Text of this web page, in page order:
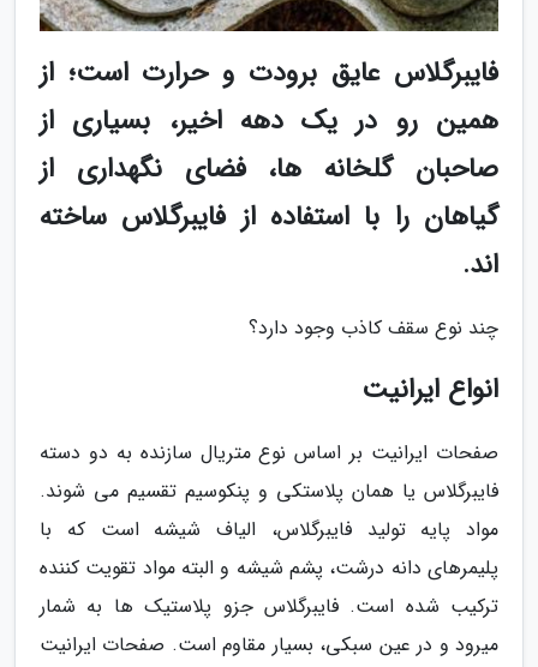
فایبرگلاس عایق برودت و حرارت است؛ از
همین رو در یک دهه اخیر، بسیاری از
صاحبان گلخانه ها، فضای نگهداری از
گیاهان را با استفاده از فایبرگلاس ساخته
اند.
چند نوع سقف کاذب وجود دارد؟
انواع ایرانیت
صفحات ایرانیت بر اساس نوع متریال سازنده به دو دسته
فایبرگلاس یا همان پلاستکی و پنکوسیم تقسیم می شوند.
مواد پایه تولید فایبرگلاس، الیاف شیشه است که با
پلیمرهای دانه درشت، پشم شیشه و البته مواد تقویت کننده
ترکیب شده است. فایبرگلاس جزو پلاستیک ها به شمار
میرود و در عین سبکی، بسیار مقاوم است. صفحات ایرانیت